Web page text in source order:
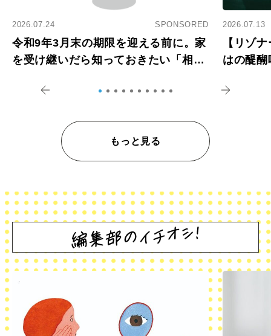
2026.07.24 SPONSORED
令和9年3月末の期限を迎える前に。家
を受け継いだら知っておきたい「相続
2026.07.13
【リゾ
はの醍
もっと見る